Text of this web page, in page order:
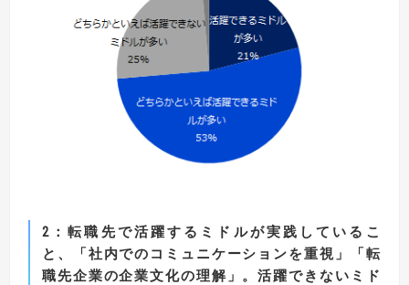
2 ：転職先で活躍するミドルが実践しているこ
と、
「社内でのコミュニケーションを重視」「転
職先企業の企業文化の理解」。活躍できないミド